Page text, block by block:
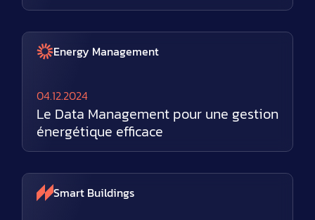
Energy Management
04.12.2024
Le Data Management pour une gestion
énergétique efficace
Smart Buildings